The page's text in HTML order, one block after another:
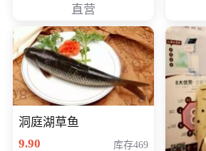
直营
洞庭湖草鱼
9.90
库存469